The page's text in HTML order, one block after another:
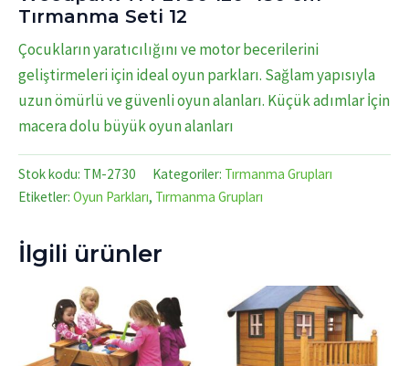
Tırmanma Seti 12
Çocukların yaratıcılığını ve motor becerilerini
geliştirmeleri için ideal oyun parkları. Sağlam yapısıyla
uzun ömürlü ve güvenli oyun alanları. Küçük adımlar İçin
macera dolu büyük oyun alanları
Stok kodu: TM-2730 Kategoriler: Tırmanma Grupları
Etiketler: Oyun Parkları, Tırmanma Grupları
İlgili ürünler